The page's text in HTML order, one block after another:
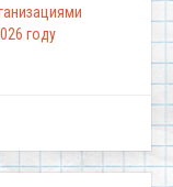
году